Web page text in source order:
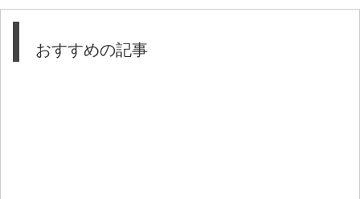
おすすめの記事